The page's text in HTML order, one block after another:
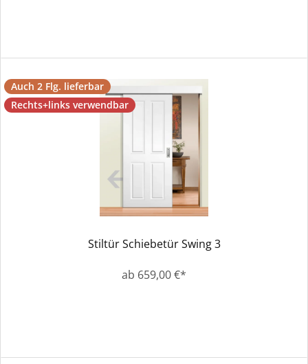
Auch 2 Flg. lieferbar
Rechts+links verwendbar
Stiltür Schiebetür Swing 3
ab 659,00 €*